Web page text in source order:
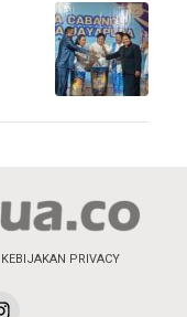
KEBIJAKAN PRIVACY